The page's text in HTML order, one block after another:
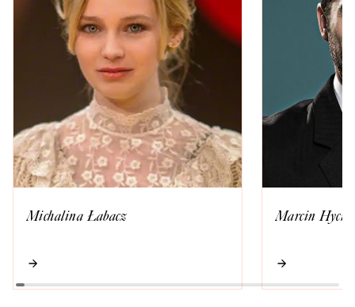
Michalina Łabacz Marcin